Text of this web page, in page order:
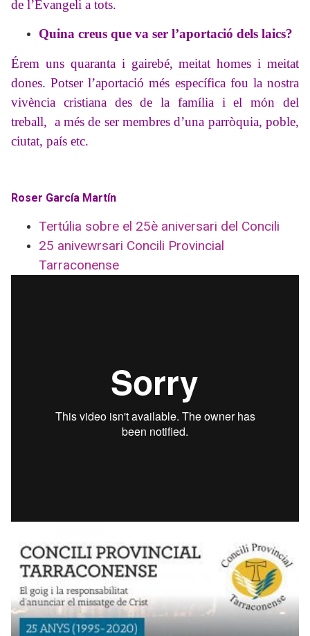
de l’Evangeli a tots.
Quina creus que va ser l’aportació dels laics?
Érem uns quaranta i gairebé, meitat homes i meitat
dones. Potser l’aportació més específica fou la nostra
vivència cristiana des de la família i el món del
treball, a més de ser membres d’una parròquia, poble,
ciutat, país etc.
Roser García Martín
Tertúlia sobre el 25è aniversari del Concili
25 anivewrsari Concili Provincial
Tarraconense